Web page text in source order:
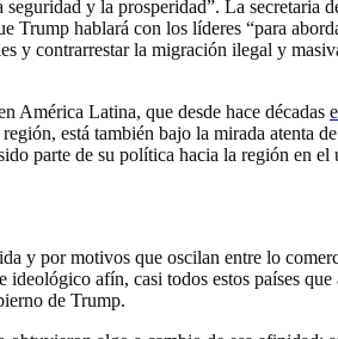
y la prosperidad”. La secretaria
Trump hablará con los líderes “para
y contrarrestar la migración ilegal y
América Latina, que desde hace décadas
está también bajo la mirada atenta
parte de su política hacia la región en
y por motivos que oscilan entre lo
ideológico afín, casi todos estos países
de Trump.